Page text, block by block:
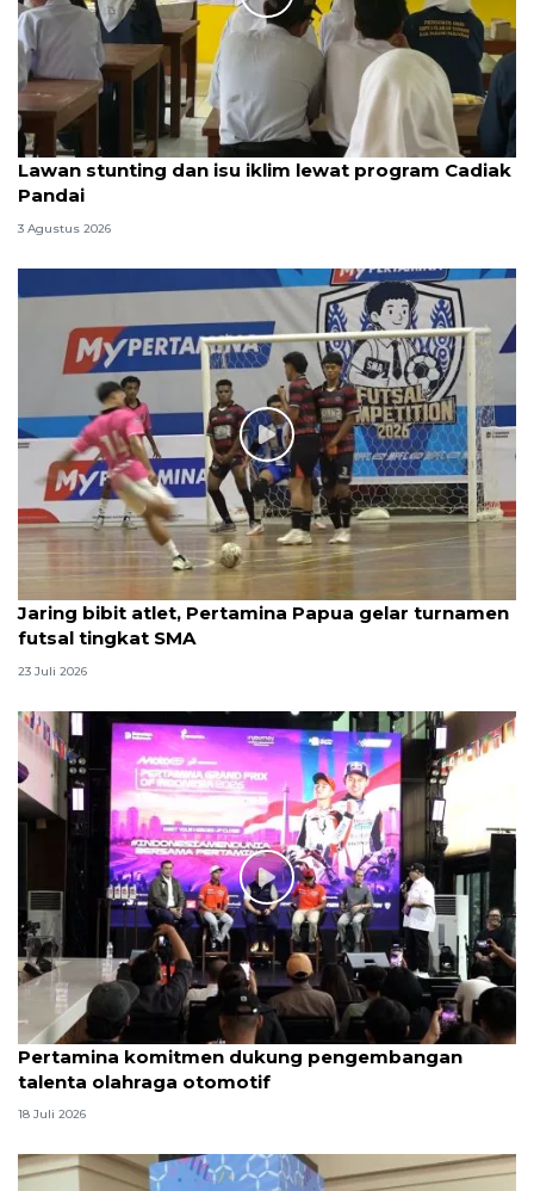
Lawan stunting dan isu iklim lewat program Cadiak
Pandai
3 Agustus 2026
Jaring bibit atlet, Pertamina Papua gelar turnamen
futsal tingkat SMA
23 Juli 2026
Pertamina komitmen dukung pengembangan
talenta olahraga otomotif
18 Juli 2026